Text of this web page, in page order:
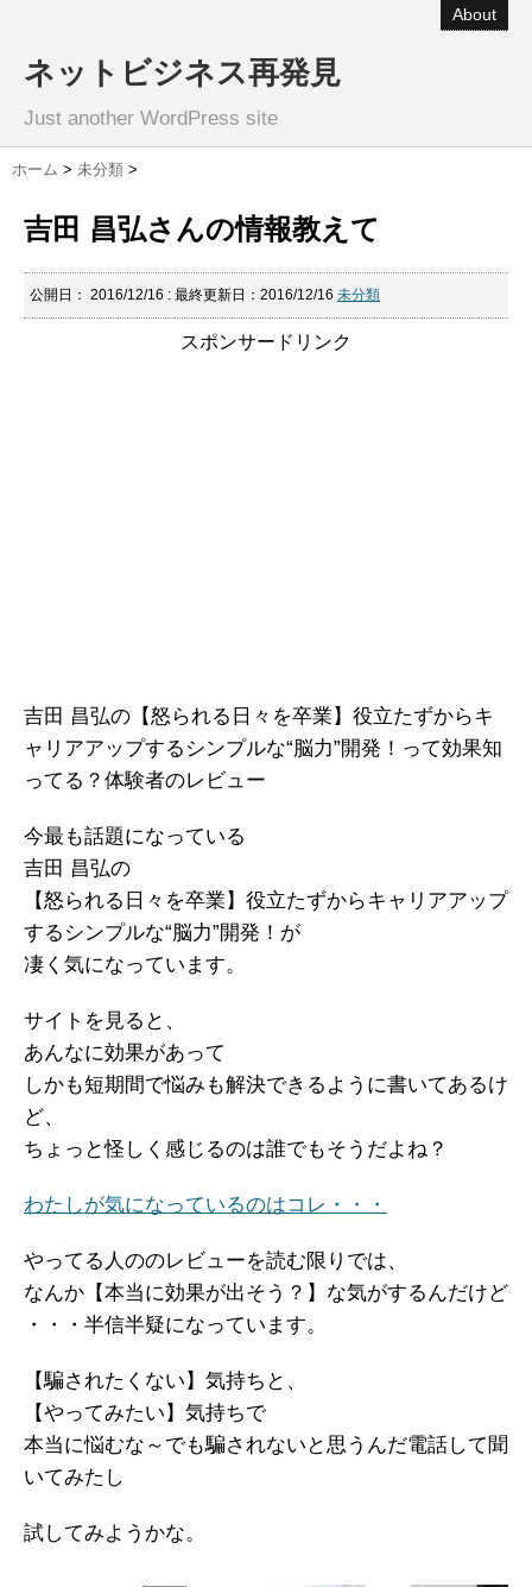
About
ネットビジネス再発見
Just another WordPress site
ホーム > 未分類 >
吉田 昌弘さんの情報教えて
公開日： 2016/12/16 : 最終更新日：2016/12/16 未分類
スポンサードリンク
吉田 昌弘の【怒られる日々を卒業】役立たずからキ
ャリアアップするシンプルな“脳力”開発！って効果知
ってる？体験者のレビュー
今最も話題になっている
吉田 昌弘の
【怒られる日々を卒業】役立たずからキャリアアップ
するシンプルな“脳力”開発！が
凄く気になっています。
サイトを見ると、
あんなに効果があって
しかも短期間で悩みも解決できるように書いてあるけ
ど、
ちょっと怪しく感じるのは誰でもそうだよね？
わたしが気になっているのはコレ・・・
やってる人ののレビューを読む限りでは、
なんか【本当に効果が出そう？】な気がするんだけど
・・・半信半疑になっています。
【騙されたくない】気持ちと、
【やってみたい】気持ちで
本当に悩むな～でも騙されないと思うんだ電話して聞
いてみたし
試してみようかな。